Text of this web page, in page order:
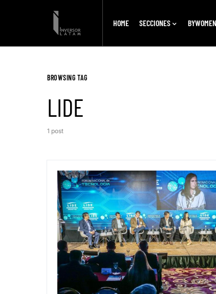
HOME SECCIONES BYWOMEN
BROWSING TAG
LIDE
1 post